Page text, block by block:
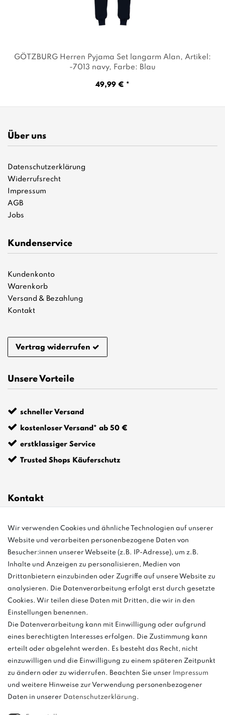
GÖTZBURG Herren Pyjama Set langarm Alan, Artikel:
-7013 navy, Farbe: Blau
49,99 € *
Über uns
Datenschutzerklärung
Widerrufsrecht
Impressum
AGB
Jobs
Kundenservice
Kundenkonto
Warenkorb
Versand & Bezahlung
Kontakt
Vertrag widerrufen
Unsere Vorteile
schneller Versand
kostenloser Versand* ab 50 €
erstklassiger Service
Trusted Shops Käuferschutz
Kontakt
info@bonvenon.de
03763 4048350
Montag - Freitag, 08:00 - 16:00
Anrufe aus dem dt. Festnetz zum Ortstarif, Preise aus dem Mobilfunknetz
ggf. abweichend (abhängig vom Provider).
und
weitere.
Wir verwenden Cookies und ähnliche Technologien auf unserer
Website und verarbeiten personenbezogene Daten von
Besucher:innen unserer Webseite (z.B. IP-Adresse), um z.B.
Inhalte und Anzeigen zu personalisieren, Medien von
Drittanbietern einzubinden oder Zugriffe auf unsere Website zu
analysieren. Die Datenverarbeitung erfolgt erst durch gesetzte
Cookies. Wir teilen diese Daten mit Dritten, die wir in den
Einstellungen benennen.
Die Datenverarbeitung kann mit Einwilligung oder aufgrund
eines berechtigten Interesses erfolgen. Die Zustimmung kann
erteilt oder abgelehnt werden. Es besteht das Recht, nicht
einzuwilligen und die Einwilligung zu einem späteren Zeitpunkt
zu ändern oder zu widerrufen. Beachten Sie unser
Impressum
und weitere Hinweise zur Verwendung personenbezogener
Daten in unserer Daten­schutz­erklärung.